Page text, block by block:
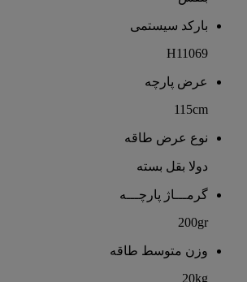
بارکد سیستمی
H11069
عرض پارچه
115cm
نوع عرض طاقه
دولا بقل بسته
گرمـــاژ پارچـــه
200gr
وزن متوسط طاقه
20kg